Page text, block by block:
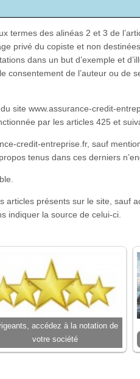
termes des alinéas 2 et 3 de
privé du copiste et non
dans un but d’exemple et
consentement de l’auteur ou de
site www.assurance-credit-
par les articles 425 et
credit-entreprise.fr, sauf
tenus dans ces derniers
articles présents sur le site, sauf
indiquer la source de celui-ci.
accédez à la notation de
votre société